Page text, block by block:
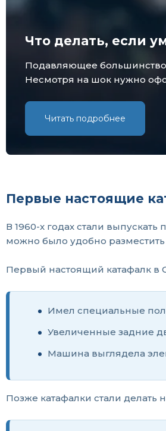
Что делать, если
Подавляющее большинство
Несмотря на шок нужно
Читать подробнее
Первые настоящие
В 1960-х годах стали
можно было удобно
Первый настоящий катафалк в
Имел специальные
Увеличенные задние
Машина выглядела
Позже катафалки стали делать